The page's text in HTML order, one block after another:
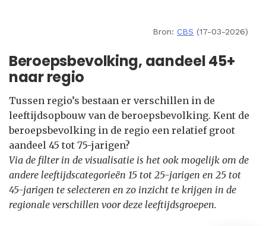
Bron: CBS (17-03-2026)
Beroepsbevolking, aandeel 45+
naar regio
Tussen regio’s bestaan er verschillen in de
leeftijdsopbouw van de beroepsbevolking. Kent de
beroepsbevolking in de regio een relatief groot
aandeel 45 tot 75-jarigen?
Via de filter in de visualisatie is het ook mogelijk om de
andere leeftijdscategorieën 15 tot 25-jarigen en 25 tot
45-jarigen te selecteren en zo inzicht te krijgen in de
regionale verschillen voor deze leeftijdsgroepen.